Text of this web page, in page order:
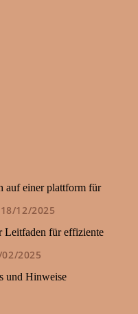
auf einer plattform für
18/12/2025
Leitfaden für effiziente
02/2025
und Hinweise